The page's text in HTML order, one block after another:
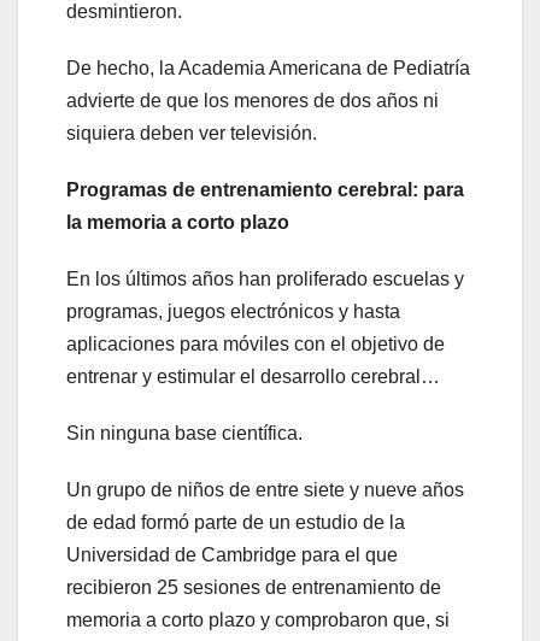
desmintieron.
De hecho, la Academia Americana de Pediatría
advierte de que los menores de dos años ni
siquiera deben ver televisión.
Programas de entrenamiento cerebral: para
la memoria a corto plazo
En los últimos años han proliferado escuelas y
programas, juegos electrónicos y hasta
aplicaciones para móviles con el objetivo de
entrenar y estimular el desarrollo cerebral…
Sin ninguna base científica.
Un grupo de niños de entre siete y nueve años
de edad formó parte de un estudio de la
Universidad de Cambridge para el que
recibieron 25 sesiones de entrenamiento de
memoria a corto plazo y comprobaron que, si